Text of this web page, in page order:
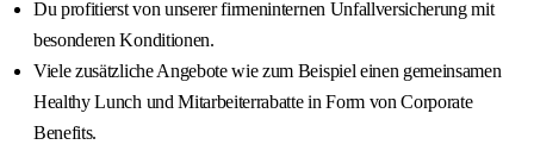
Du profitierst von unserer firmeninternen Unfallversicherung mit
besonderen Konditionen.
Viele zusätzliche Angebote wie zum Beispiel einen gemeinsamen
Healthy Lunch und Mitarbeiterrabatte in Form von Corporate
Benefits.